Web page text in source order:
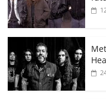
b
o
o
k